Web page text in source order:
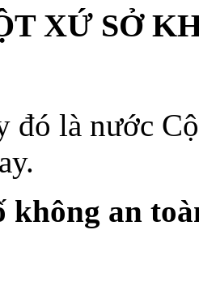
XỨ SỞ
đó là nước
không an